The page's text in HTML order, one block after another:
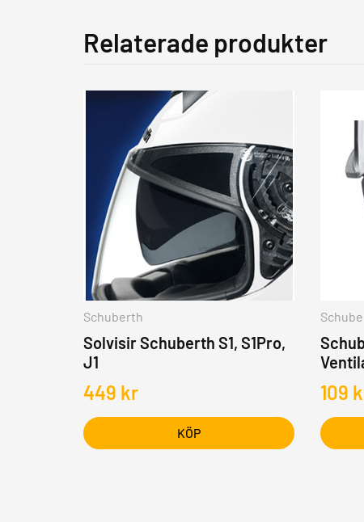
Relaterade produkter
Schuberth
Solvisir Schuberth S1, S1Pro,
J1
449 kr
KÖP
109